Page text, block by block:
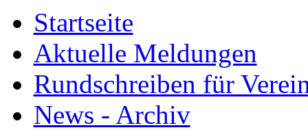
Startseite
Aktuelle Meldungen
Rundschreiben für
News - Archiv